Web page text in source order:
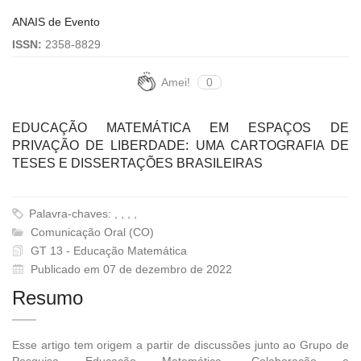
ANAIS de Evento
ISSN: 2358-8829
Amei! 0
EDUCAÇÃO MATEMÁTICA EM ESPAÇOS DE
PRIVAÇÃO DE LIBERDADE: UMA CARTOGRAFIA DE
TESES E DISSERTAÇÕES BRASILEIRAS
Palavra-chaves: , , , ,
Comunicação Oral (CO)
GT 13 - Educação Matemática
Publicado em 07 de dezembro de 2022
Resumo
Esse artigo tem origem a partir de discussões junto ao Grupo de